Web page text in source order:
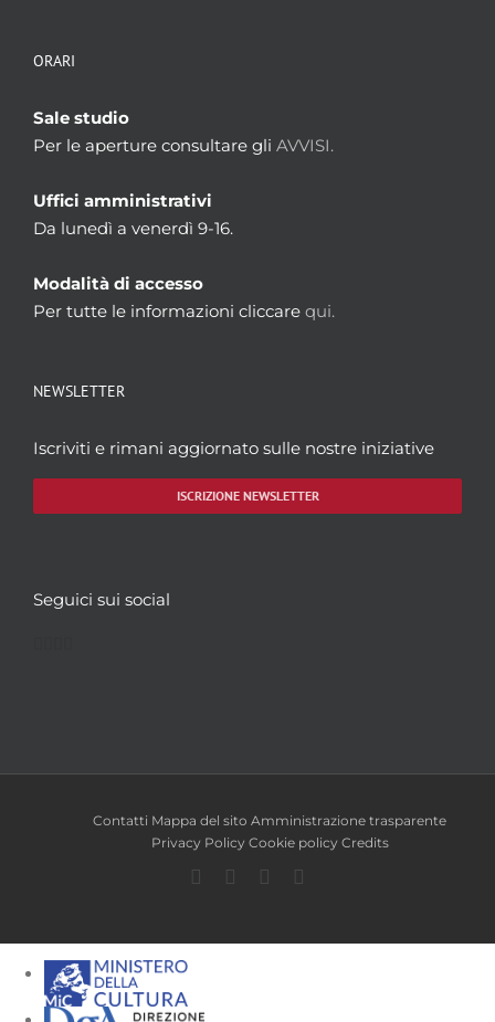
ORARI
Sale studio
Per le aperture consultare gli AVVISI.
Uffici amministrativi
Da lunedì a venerdì 9-16.
Modalità di accesso
Per tutte le informazioni cliccare qui.
NEWSLETTER
Iscriviti e rimani aggiornato sulle nostre iniziative
ISCRIZIONE NEWSLETTER
Seguici sui social
Contatti Mappa del sito Amministrazione trasparente
Privacy Policy Cookie policy Credits
Facebook
TwitterYouTube